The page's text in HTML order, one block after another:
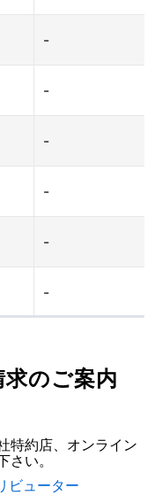
-
-
-
-
-
-
のご案内
特約店、オンライン
い。
ビューター